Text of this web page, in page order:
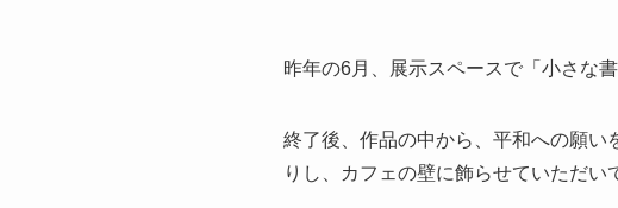
昨年の6月、展示スペースで「小さな
終了後、作品の中から、平和への願
りし、カフェの壁に飾らせていただい